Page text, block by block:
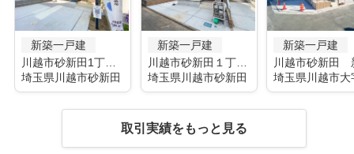
新築一戸建
川越市砂新田1丁目
埼玉県川越市砂新田
新築一戸建
川越市砂新田１丁目３期 ２号棟
埼玉県川越市砂新田
新築一戸建
取引実績をもっと見る